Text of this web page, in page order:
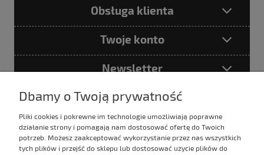
Obsługa klienta
Twoje konto
Newsletter
Podając adres e-mail akceptujesz
Politykę prywatności
Dbamy o Twoją prywatność
Pliki cookies i pokrewne im technologie umożliwiają poprawne
działanie strony i pomagają nam dostosować ofertę do Twoich
potrzeb. Możesz zaakceptować wykorzystanie przez nas wszystkich
tych plików i przejść do sklepu lub dostosować użycie plików do